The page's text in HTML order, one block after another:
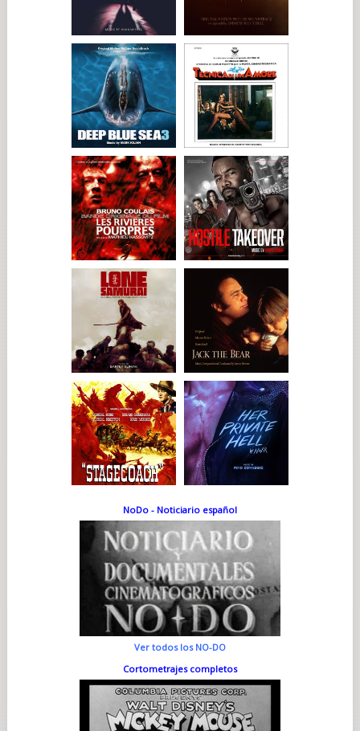
NoDo - Noticiario español
Ver todos los NO-DO
Cortometrajes completos